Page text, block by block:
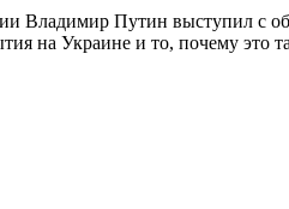
Владимир Путин выступил с
на Украине и то, почему это